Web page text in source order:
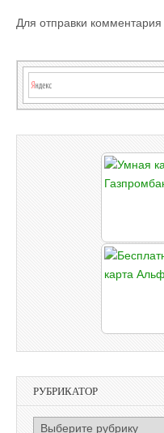
Для отправки
РУБРИКАТОР
РУБРИКАТОР